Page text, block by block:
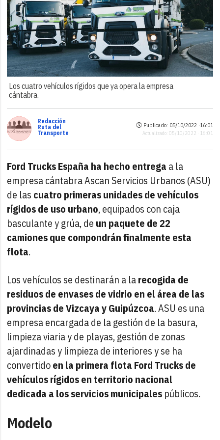
Los cuatro vehículos rígidos que ya opera la empresa
cántabra.
Redacción
Ruta del
Transporte
Publicado: 05/10/2022 ·16:01
Actualizado: 05/10/2022 · 16:01
Ford Trucks España ha hecho entrega a la
empresa cántabra Ascan Servicios Urbanos (ASU)
de las cuatro primeras unidades de vehículos
rígidos de uso urbano, equipados con caja
basculante y grúa, de un paquete de 22
camiones que compondrán finalmente esta
flota.
Los vehículos se destinarán a larecogida de
residuos de envases de vidrio en el área de las
provincias de Vizcaya y Guipúzcoa. ASU es una
empresa encargada de la gestión de la basura,
limpieza viaria y de playas, gestión de zonas
ajardinadas y limpieza de interiores y se ha
convertidoen la primera flota Ford Trucks de
vehículos rígidos en territorio nacional
dedicada a los servicios municipales públicos.
Modelo